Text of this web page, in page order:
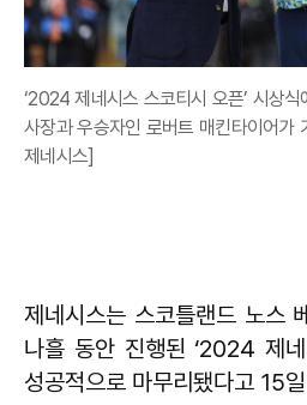
‘2024 제네시스 스코티시 오픈’ 시상
사장과 우승자인 로버트 매킨타이어가
제네시스]
제네시스는 스코틀랜드 노스
나흘 동안 진행된 ‘2024 제네
성공적으로 마무리됐다고 15